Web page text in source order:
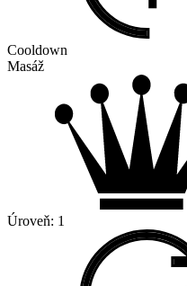
Cooldown
Masáž
Úroveň: 1